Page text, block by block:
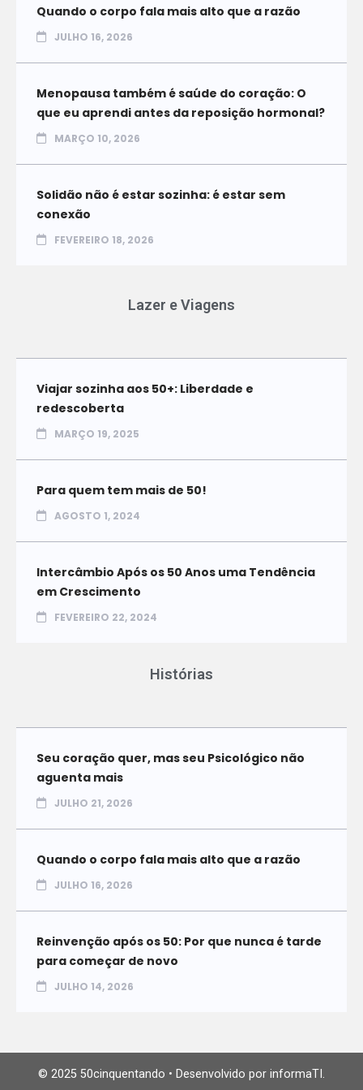
Quando o corpo fala mais alto que a razão
JULHO 16, 2026
Menopausa também é saúde do coração: O
que eu aprendi antes da reposição hormonal?
MARÇO 10, 2026
Solidão não é estar sozinha: é estar sem
conexão
FEVEREIRO 18, 2026
Lazer e Viagens
Viajar sozinha aos 50+: Liberdade e
redescoberta
MARÇO 19, 2025
Para quem tem mais de 50!
AGOSTO 1, 2024
Intercâmbio Após os 50 Anos uma Tendência
em Crescimento
FEVEREIRO 22, 2024
Histórias
Seu coração quer, mas seu Psicológico não
aguenta mais
JULHO 21, 2026
Quando o corpo fala mais alto que a razão
JULHO 16, 2026
Reinvenção após os 50: Por que nunca é tarde
para começar de novo
JULHO 14, 2026
© 2025 50cinquentando • Desenvolvido por informaTI.